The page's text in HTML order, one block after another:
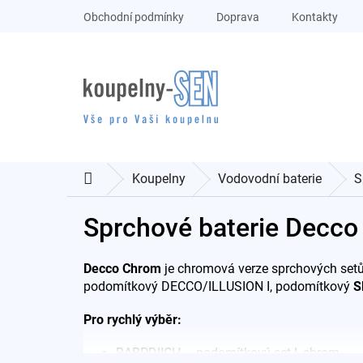
Obchodní podmínky Doprava Kontakty
DomůKoupelny Vodovodní baterie
Sprchové baterie
Decco Chrom je chromová verze sprchových setů
podomítkový DECCO/ILLUSION I, podomítkový
Pro rychlý výběr:
BABPDIICH – podomítkový set I, chrom